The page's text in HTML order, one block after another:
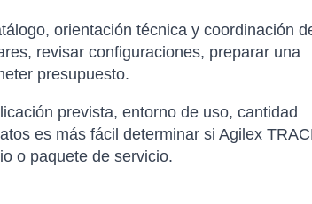
orientación técnica y coordinación
revisar configuraciones, preparar una
presupuesto.
prevista, entorno de uso, cantidad
es más fácil determinar si Agilex
o paquete de servicio.